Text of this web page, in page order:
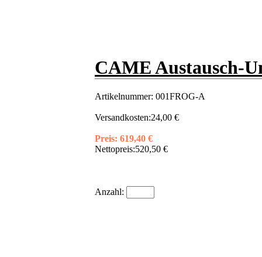
CAME Austausch-
Artikelnummer: 001FROG-A
Versandkosten:24,00 €
Preis: 619,40 €
Nettopreis:520,50 €
Anzahl: